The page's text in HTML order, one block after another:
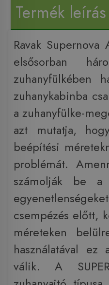
Termék leírás
Ravak Supernova
elsősorban
zuhanyfülkében
zuhanykabinba
a zuhanyfülke-
azt mutatja,
beépítési
problémát.
számolják be a
csempézés előtt,
méreteken
használatával ez
válik. A